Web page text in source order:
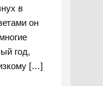
в
он
год,
[…]